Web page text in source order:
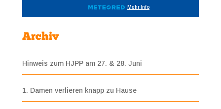
Archiv
Hinweis zum HJPP am 27. & 28. Juni
1. Damen verlieren knapp zu Hause